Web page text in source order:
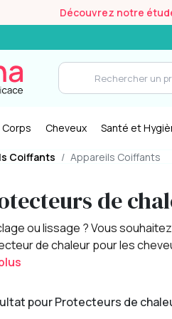
Découvrez notre
Corps Cheveux Santé et
Coiffants / Appareils Coiffants
de
ou lissage ? Vous
de chaleur pour les
pour Protecteurs de